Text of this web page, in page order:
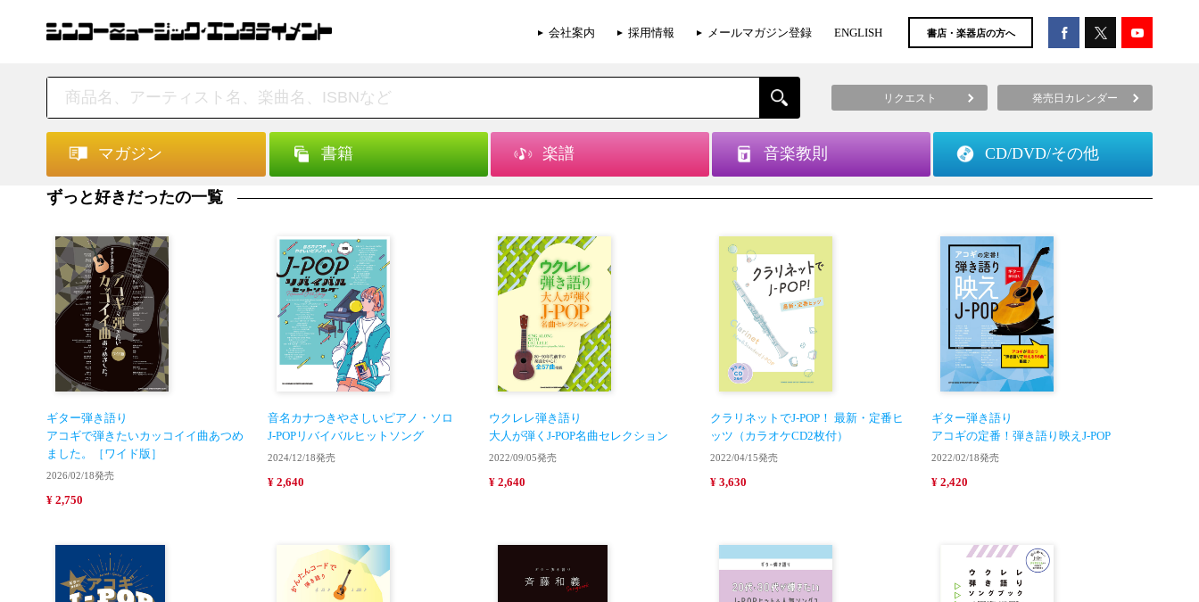
会社案内 採用情報 メールマガジン登録 ENGLISH 書店・楽器店の方へ
リクエスト 発売日カレンダー
マガジン 書籍 楽譜 音楽教則 CD/DVD/その他
ずっと好きだったの一覧
ギター弾き語り
アコギで弾きたいカッコイイ曲あつめ
ました。［ワイド版］
2026/02/18発売
¥ 2,750
音名カナつきやさしいピアノ・ソロ
J-POPリバイバルヒットソング
2024/12/18発売
¥ 2,640
ウクレレ弾き語り
大人が弾くJ-POP名曲セレクション
2022/09/05発売
¥ 2,640
クラリネットでJ-POP！ 最新・定番ヒ
ッツ（カラオケCD2枚付）
2022/04/15発売
¥ 3,630
ギター弾き語り
アコギの定番！弾き語り映えJ-POP
2022/02/18発売
¥ 2,420